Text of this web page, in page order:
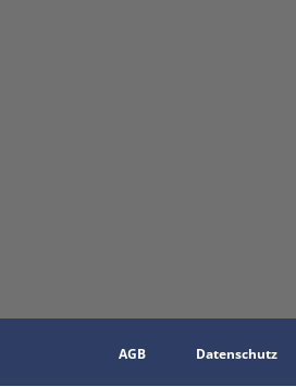
AGB Datenschutz